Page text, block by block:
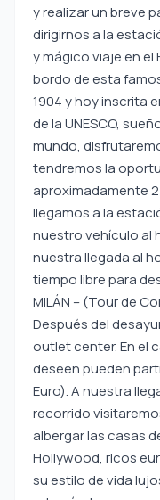
y realizar un breve
dirigirnos a la
y mágico viaje en el
bordo de esta
1904 y hoy inscrita
de la UNESCO,
mundo,
tendremos la
aproximadamente
llegamos a la
nuestro vehículo al
nuestra llegada al
tiempo libre para
MILÁN – (Tour de
Después del
outlet center. En el
deseen pueden
Euro). A nuestra
recorrido
albergar las casas
Hollywood, ricos
su estilo de vida